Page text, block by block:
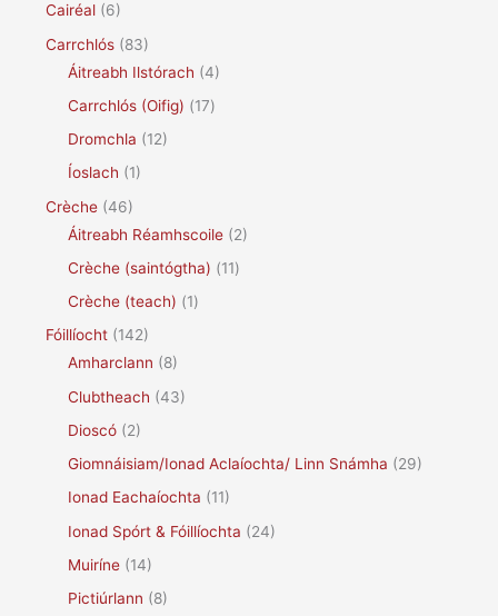
Cairéal (6)
Carrchlós (83)
Áitreabh Ilstórach (4)
Carrchlós (Oifig) (17)
Dromchla (12)
Íoslach (1)
Crèche (46)
Áitreabh Réamhscoile (2)
Crèche (saintógtha) (11)
Crèche (teach) (1)
Fóillíocht (142)
Amharclann (8)
Clubtheach (43)
Dioscó (2)
Giomnáisiam/Ionad Aclaíochta/ Linn Snámha (29)
Ionad Eachaíochta (11)
Ionad Spórt & Fóillíochta (24)
Muiríne (14)
Pictiúrlann (8)